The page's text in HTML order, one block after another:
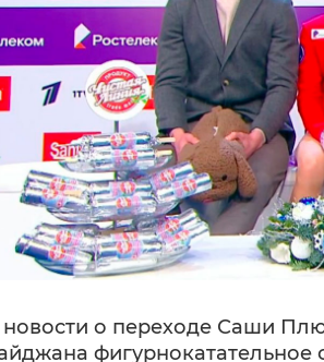
новости о переходе Саши